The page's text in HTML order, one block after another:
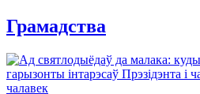
Грамадства